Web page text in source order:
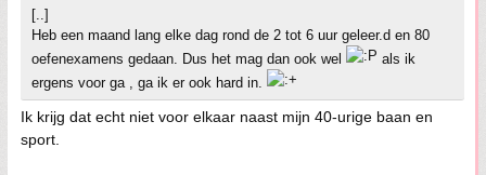
[..]
Heb een maand lang elke dag rond de 2 tot 6 uur geleer.d en 80
oefenexamens gedaan. Dus het mag dan ook wel
als ik
ergens voor ga , ga ik er ook hard in.
Ik krijg dat echt niet voor elkaar naast mijn 40-urige baan en
sport.